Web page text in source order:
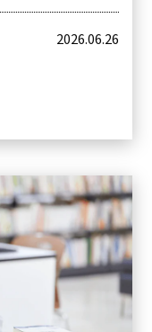
2026.06.26